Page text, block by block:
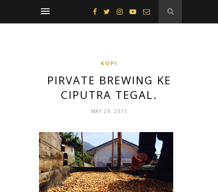
KOPI
PIRVATE BREWING KE
CIPUTRA TEGAL.
MAY 29, 2015